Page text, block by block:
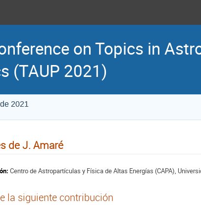
on Topics in
(TAUP 2021)
2021
de J. Amaré
Centro de Astropartículas y Física de Altas Energías (CAPA),
la siguiente contribución